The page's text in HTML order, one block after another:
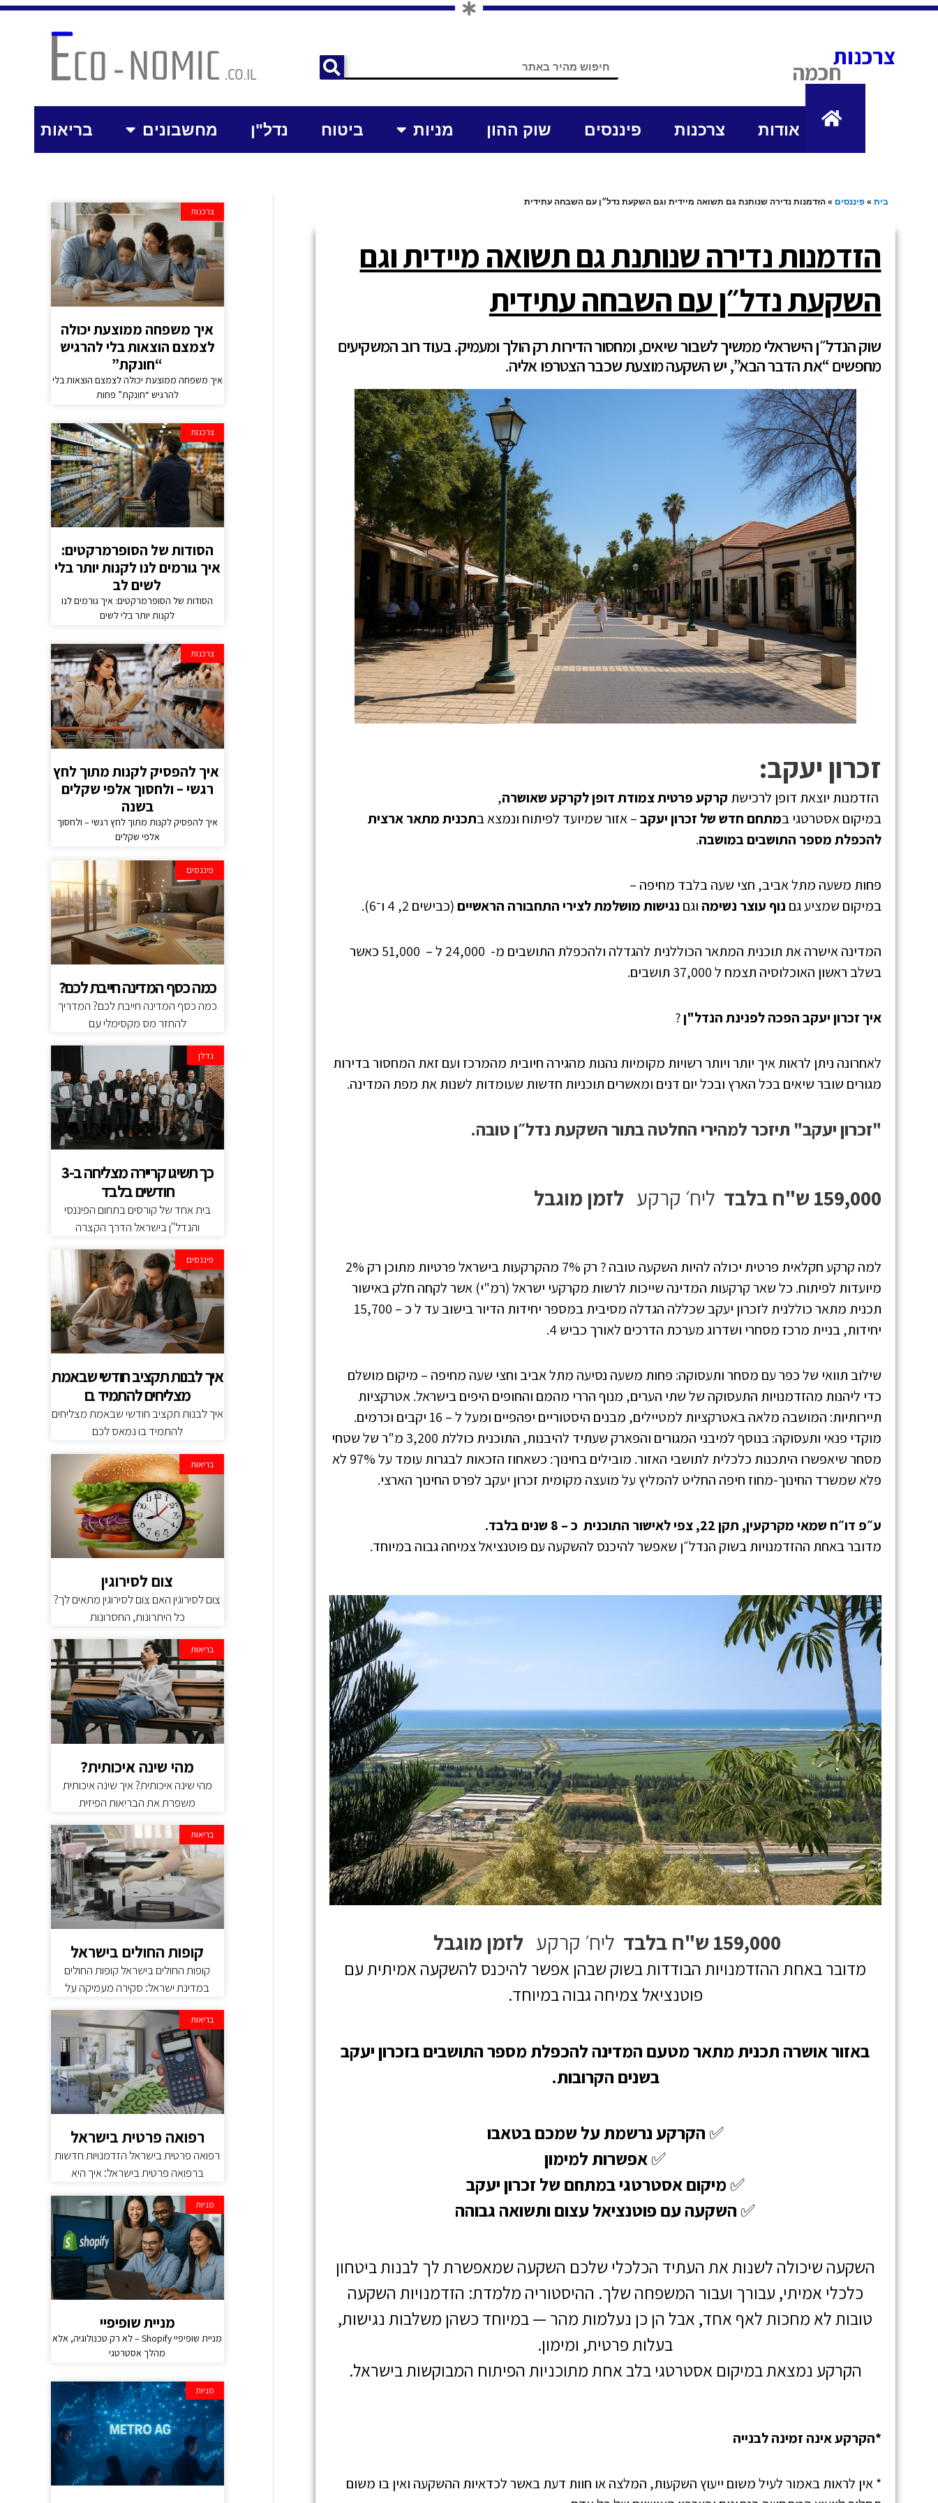
לתוכן
צרכנות
חכמה
אודות צרכנות פיננסים שוק ההון מניות ביטוח נדל"ן מחשבונים בריאות
בית »פיננסים »הזדמנות נדירה שנותנת גם תשואה מיידית וגם השקעת נדל״ן עם השבחה עתידית
הזדמנות נדירה שנותנת גם תשואה מיידית וגם
השקעת נדל״ן עם השבחה עתידית
שוק הנדל״ן הישראלי ממשיך לשבור שיאים, ומחסור הדירות רק הולך ומעמיק. בעוד רוב המשקיעים
מחפשים “את הדבר הבא”, יש השקעה מוצעת שכבר הצטרפו אליה.
זכרון יעקב:
הזדמנות יוצאת דופן לרכישת קרקע פרטית צמודת דופן לקרקע שאושרה,
במיקום אסטרטגי במתחם חדש של זכרון יעקב– אזור שמיועד לפיתוח ונמצא בתכנית מתאר ארצית
להכפלת מספר התושבים במושבה.
פחות משעה מתל אביב, חצי שעה בלבד מחיפה –
במיקום שמציע גם נוף עוצר נשימה וגם נגישות מושלמת לצירי התחבורה הראשיים(כבישים 2, 4 ו־6).
המדינה אישרה את תוכנית המתאר הכוללנית להגדלה ולהכפלת התושבים מ- 24,000 ל – 51,000 כאשר
בשלב ראשון האוכלוסיה תצמח ל 37,000 תושבים.
איך זכרון יעקב הפכה לפנינת הנדל"ן?
לאחרונה ניתן לראות איך יותר ויותר רשויות מקומיות נהנות מהגירה חיובית מהמרכז ועם זאת המחסור בדירות
מגורים שובר שיאים בכל הארץ ובכל יום דנים ומאשרים תוכניות חדשות שעומדות לשנות את מפת המדינה.
"זכרון יעקב" תיזכר למהירי החלטה בתור השקעת נדל״ן טובה.
159,000 ש"ח בלבד ליח׳ קרקע לזמן מוגבל
למה קרקע חקלאית פרטית יכולה להיות השקעה טובה ? רק 7% מהקרקעות בישראל פרטיות מתוכן רק 2%
מיועדות לפיתוח. כל שאר קרקעות המדינה שייכות לרשות מקרקעי ישראל (רמ"י) אשר לקחה חלק באישור
תכנית מתאר כוללנית לזכרון יעקב שכללה הגדלה מסיבית במספר יחידות הדיור בישוב עד ל כ – 15,700
יחידות, בניית מרכז מסחרי ושדרוג מערכת הדרכים לאורך כביש 4.
שילוב תוואי של כפר עם מסחר ותעסוקה: פחות משעה נסיעה מתל אביב וחצי שעה מחיפה – מיקום מושלם
כדי ליהנות מהזדמנויות התעסוקה של שתי הערים, מנוף הררי מהמם והחופים היפים בישראל. אטרקציות
תיירותיות: המושבה מלאה באטרקציות למטיילים, מבנים היסטוריים יפהפיים ומעל ל – 16 יקבים וכרמים.
מוקדי פנאי ותעסוקה: בנוסף למיבני המגורים והפארק שעתיד להיבנות, התוכנית כוללת 3,200 מ"ר של שטחי
מסחר שיאפשרו היתכנות כלכלית לתושבי האזור. מובילים בחינוך: כשאחוז הזכאות לבגרות עומד על 97% לא
פלא שמשרד החינוך-מחוז חיפה החליט להמליץ על מועצה מקומית זכרון יעקב לפרס החינוך הארצי.
ע״פ דו״ח שמאי מקרקעין, תקן 22, צפי לאישור התוכנית כ – 8 שנים בלבד.
מדובר באחת ההזדמנויות בשוק הנדל״ן שאפשר להיכנס להשקעה עם פוטנציאל צמיחה גבוה במיוחד.
159,000 ש"ח בלבד ליח׳ קרקע לזמן מוגבל
מדובר באחת ההזדמנויות הבודדות בשוק שבהן אפשר להיכנס להשקעה אמיתית עם
פוטנציאל צמיחה גבוה במיוחד.
באזור אושרה תכנית מתאר מטעם המדינה להכפלת מספר התושבים בזכרון יעקב
בשנים הקרובות.
✅ הקרקע נרשמת על שמכם בטאבו
✅אפשרות למימון
✅ מיקום אסטרטגי במתחם של זכרון יעקב
✅ השקעה עם פוטנציאל עצום ותשואה גבוהה
השקעה שיכולה לשנות את העתיד הכלכלי שלכם השקעה שמאפשרת לך לבנות ביטחון
כלכלי אמיתי, עבורך ועבור המשפחה שלך. ההיסטוריה מלמדת: הזדמנויות השקעה
טובות לא מחכות לאף אחד, אבל הן כן נעלמות מהר — במיוחד כשהן משלבות נגישות,
בעלות פרטית, ומימון.
הקרקע נמצאת במיקום אסטרטגי בלב אחת מתוכניות הפיתוח המבוקשות בישראל.
*הקרקע אינה זמינה לבנייה
* אין לראות באמור לעיל משום ייעוץ השקעות, המלצה או חוות דעת באשר לכדאיות ההשקעה ואין בו משום
צרכנות
איך משפחה ממוצעת יכולה
לצמצם הוצאות בלי להרגיש
“חונקת”
איך משפחה ממוצעת יכולה לצמצם הוצאות בלי
להרגיש “חונקת” פחות
צרכנות
הסודות של הסופרמרקטים:
איך גורמים לנו לקנות יותר בלי
לשים לב
הסודות של הסופרמרקטים: איך גורמים לנו
לקנות יותר בלי לשים
צרכנות
איך להפסיק לקנות מתוך לחץ
רגשי – ולחסוך אלפי שקלים
בשנה
איך להפסיק לקנות מתוך לחץ רגשי – ולחסוך
אלפי שקלים
פיננסים
כמה כסף המדינה חייבת לכם?
כמה כסף המדינה חייבת לכם? המדריך
להחזר מס מקסימלי עם
נדלן
כך תשיגו קריירה מצליחה ב-3
חודשים בלבד
בית אחד של קורסים בתחום הפיננסי
והנדל"ן בישראל הדרך הקצרה
פיננסים
איך לבנות תקציב חודשי שבאמת
מצליחים להתמיד בו
איך לבנות תקציב חודשי שבאמת מצליחים
להתמיד בו נמאס לכם
בריאות
צום לסירוגין
צום לסירוגין האם צום לסירוגין מתאים לך?
כל היתרונות, החסרונות
בריאות
מהי שינה איכותית?
מהי שינה איכותית? איך שינה איכותית
משפרת את הבריאות הפיזית
בריאות
קופות החולים בישראל
קופות החולים בישראל קופות החולים
במדינת ישראל: סקירה מעמיקה על
בריאות
רפואה פרטית בישראל
רפואה פרטית בישראל הזדמנויות חדשות
ברפואה פרטית בישראל: איך היא
מניות
מניית שופיפיי
מניית שופיפיי Shopify – לא רק טכנולוגיה, אלא
מהלך אסטרטגי
מניות